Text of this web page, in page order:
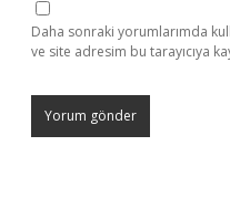
Daha sonraki yorumlarımda
ve site adresim bu tarayıcıya